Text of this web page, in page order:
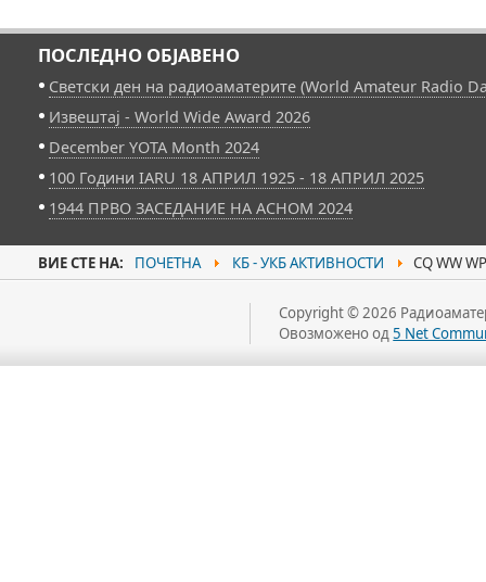
ПОСЛЕДНО ОБЈАВЕНО
Светски ден на радиоаматерите (World Amateur Radio
Извештај - World Wide Award 2026
December YOTA Month 2024
100 Години IARU 18 АПРИЛ 1925 - 18 АПРИЛ 2025
1944 ПРВО ЗАСЕДАНИЕ НА АСНОМ 2024
ВИЕ СТЕ НА: ПОЧЕТНА КБ - УКБ АКТИВНОСТИ CQ WW
Copyright © 2026
Овозможено од5 Net